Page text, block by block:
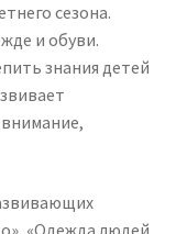
сезона.
и обуви.
знания детей